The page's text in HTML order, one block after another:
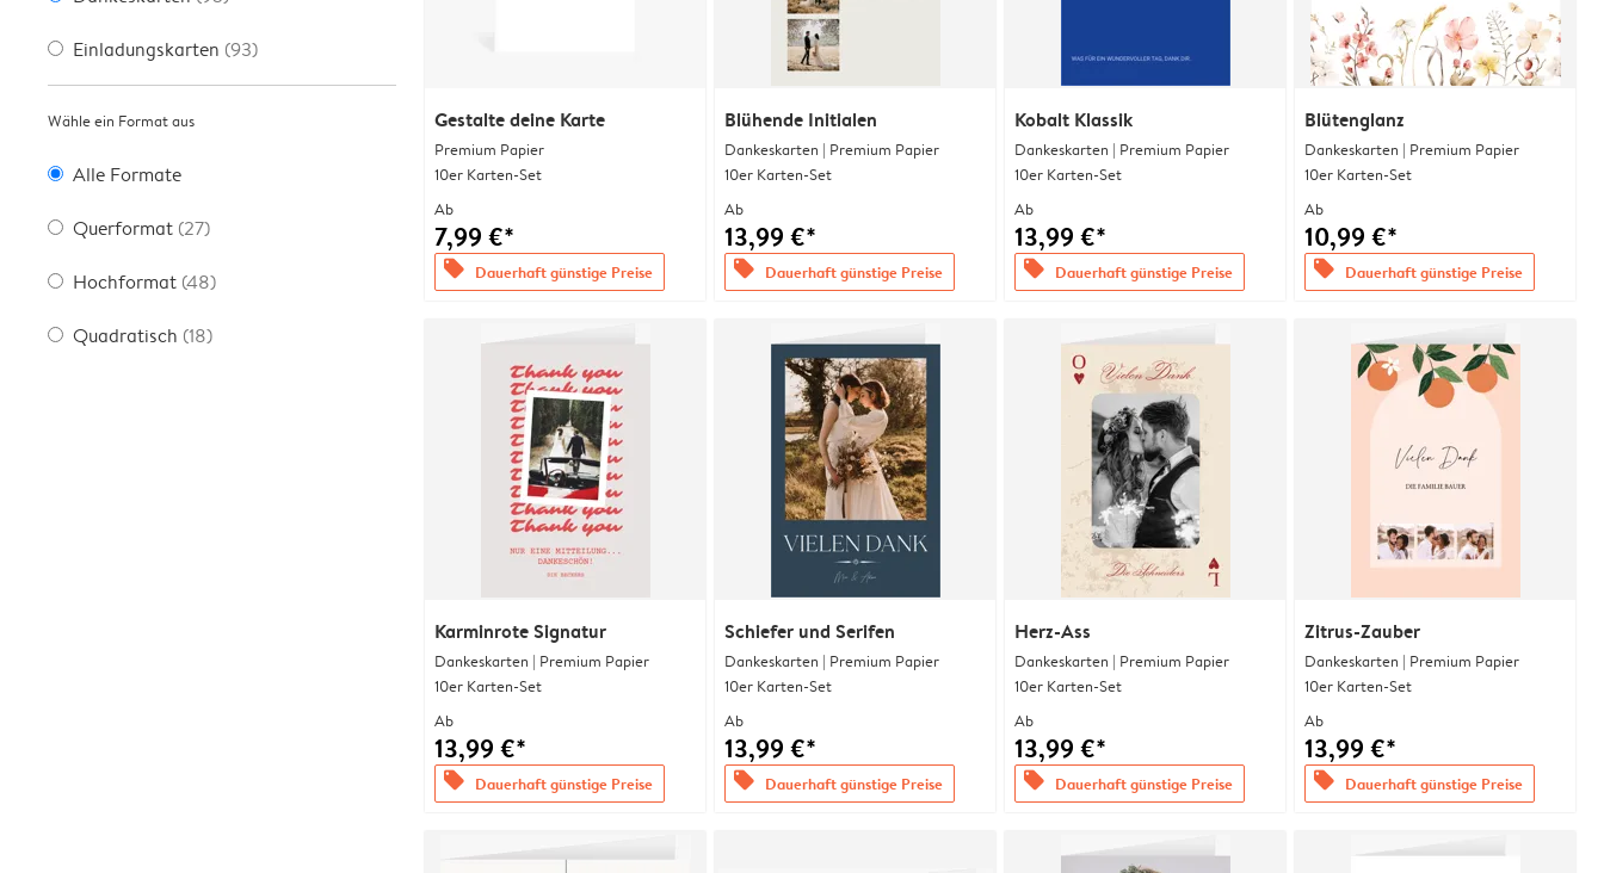
Einladungskarten (93)
Wähle ein Format aus
Alle Formate
Querformat (27)
Hochformat (48)
Quadratisch (18)
Gestalte deine Karte
Premium Papier
10er Karten-Set
Ab
7,99 €*
offers Dauerhaft günstige Preise
Blühende Initialen
Dankeskarten | Premium Papier
10er Karten-Set
Ab
13,99 €*
offers Dauerhaft günstige Preise
Kobalt Klassik
Dankeskarten | Premium Papier
10er Karten-Set
Ab
13,99 €*
offers Dauerhaft günstige Preise
Blütenglanz
Dankeskarten | Premium Papier
10er Karten-Set
Ab
10,99 €*
offers Dauerhaft günstige Preise
Karminrote Signatur
Dankeskarten | Premium Papier
10er Karten-Set
Ab
13,99 €*
offers Dauerhaft günstige Preise
Schiefer und Serifen
Dankeskarten | Premium Papier
10er Karten-Set
Ab
13,99 €*
offers Dauerhaft günstige Preise
Herz-Ass
Dankeskarten | Premium Papier
10er Karten-Set
Ab
13,99 €*
offers Dauerhaft günstige Preise
Zitrus-Zauber
Dankeskarten | Premium Papier
10er Karten-Set
Ab
13,99 €*
offers Dauerhaft günstige Preise